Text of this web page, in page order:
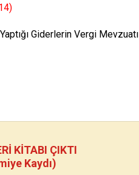
Giderlerin Vergi Mevzuatı
KİTABI ÇIKTI
Kaydı)